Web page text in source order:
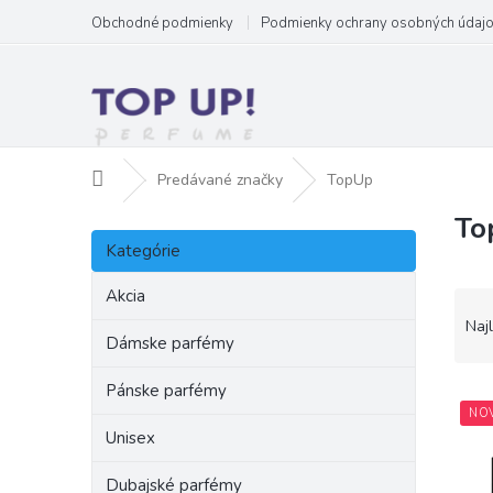
obsah
Obchodné podmienky Podmienky ochrany osobných
DomovPredávané značky TopUp
B
č
Preskočiť
kategórie
Kategórie
Akcia
Dámske parfémy
Pánske parfémy
Unisex
Dubajské parfémy
n
V
ý